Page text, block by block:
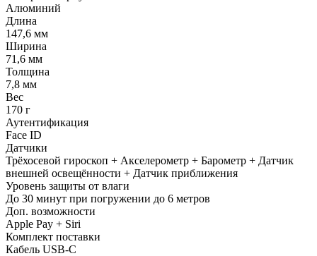
Алюминий
Длина
147,6 мм
Ширина
71,6 мм
Толщина
7,8 мм
Вес
170 г
Аутентификация
Face ID
Датчики
Трёхосевой гироскоп + Акселерометр + Барометр + Датчик
внешней освещённости + Датчик приближения
Уровень защиты от влаги
До 30 минут при погружении до 6 метров
Доп. возможности
Apple Pay + Siri
Комплект поставки
Кабель USB-C